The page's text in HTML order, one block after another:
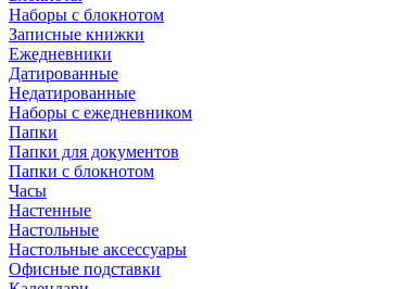
Наборы с блокнотом
Записные книжки
Ежедневники
Датированные
Недатированные
Наборы с ежедневником
Папки
Папки для документов
Папки с блокнотом
Часы
Настенные
Настольные
Настольные аксессуары
Офисные подставки